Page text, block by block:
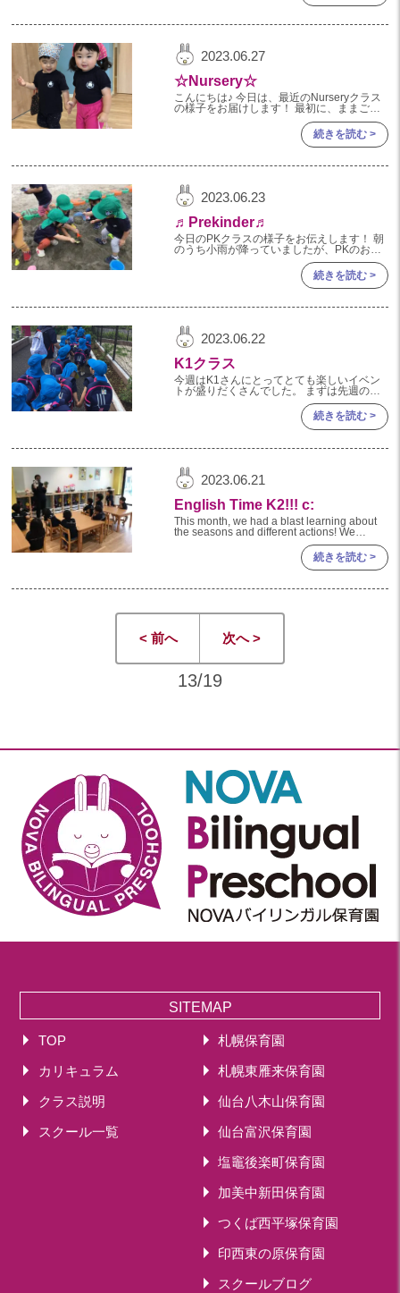
2023.06.27
☆Nursery☆
こんにちは♪ 今日は、最近のNurseryクラス
の様子をお届けします！ 最初に、ままごと
良くお買い物へ行ったり、お料理したり 思
続きを読む >
2023.06.23
♬Prekinder♬
今日のPKクラスの様子をお伝えします！ 朝
のうち小雨が降っていましたが、PKのお友
だちがお外に出る頃にはやんで、たっぷり遊
それぞれに楽しんでいまし
続きを読む >
2023.06.22
K1クラス
今週はK1さんにとってとても楽しいイベン
トが盛りだくさんでした。 まずは先週の遠
理院「地図と測量の科学館」に遠足に行って
続きを読む >
2023.06.21
English Time K2!!! c:
This month, we had a blast learning about
the seasons and different actions! We
続きを読む >
< 前へ 次へ >
13/19
SITEMAP
TOP
カリキュラム
クラス説明
スクール一覧
札幌保育園
札幌東雁来保育園
仙台八木山保育園
仙台富沢保育園
塩竈後楽町保育園
加美中新田保育園
つくば西平塚保育園
印西東の原保育園
スクールブログ